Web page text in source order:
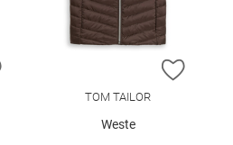
ZUR WUNSCHLISTE HINZUFÜGEN
ZUR
TOM TAILOR
Weste